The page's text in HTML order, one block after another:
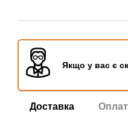
Якщо у вас є
Доставка